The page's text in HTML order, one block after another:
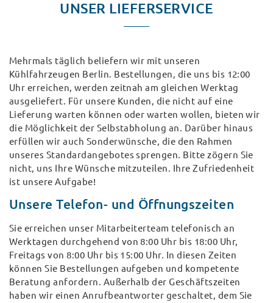
UNSER LIEFERSERVICE
Mehrmals täglich beliefern wir mit unseren
Kühlfahrzeugen Berlin. Bestellungen, die uns bis 12:00
Uhr erreichen, werden zeitnah am gleichen Werktag
ausgeliefert. Für unsere Kunden, die nicht auf eine
Lieferung warten können oder warten wollen, bieten wir
die Möglichkeit der Selbstabholung an. Darüber hinaus
erfüllen wir auch Sonderwünsche, die den Rahmen
unseres Standardangebotes sprengen. Bitte zögern Sie
nicht, uns Ihre Wünsche mitzuteilen. Ihre Zufriedenheit
ist unsere Aufgabe!
Unsere Telefon- und Öffnungszeiten
Sie erreichen unser Mitarbeiterteam telefonisch an
Werktagen durchgehend von 8:00 Uhr bis 18:00 Uhr,
Freitags von 8:00 Uhr bis 15:00 Uhr. In diesen Zeiten
können Sie Bestellungen aufgeben und kompetente
Beratung anfordern. Außerhalb der Geschäftszeiten
haben wir einen Anrufbeantworter geschaltet, dem Sie